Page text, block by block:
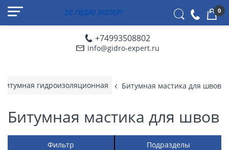
+74993508802
info@gidro-expert.ru
0
гидроизоляционная Битумная мастика для швов
Битумная мастика для швов
Фильтр Подразделы